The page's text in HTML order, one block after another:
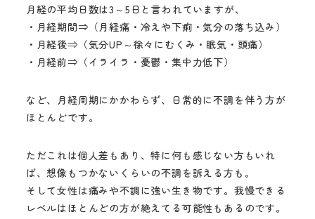
月経の平均日数は3～5日と言われていますが、
・月経期間⇒（月経痛・冷えや下痢・気分の落ち込み）
・月経後⇒（気分UP～徐々にむくみ・眠気・頭痛）
・月経前⇒（イライラ・憂鬱・集中力低下）
など、月経周期にかかわらず、日常的に不調を伴う方が
ほとんどです。
ただこれは個人差もあり、特に何も感じない方もいれ
ば、想像もつかないくらいの不調を訴える方も。
そして女性は痛みや不調に強い生き物です。我慢できる
レベルはほとんどの方が絶えてる可能性もあるのです。